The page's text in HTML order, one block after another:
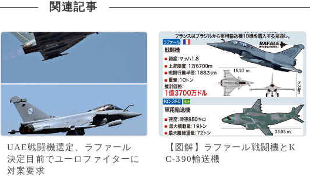
関連記事
UAE戦闘機選定、ラファール
決定目前でユーロファイターに
対案要求
【図解】ラファール戦闘機とK
C-390輸送機